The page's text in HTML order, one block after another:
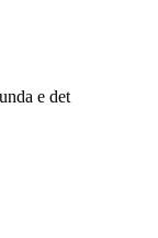
e det